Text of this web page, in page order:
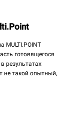
MULTI.POINT
готовящегося
результатах
не такой опытный,